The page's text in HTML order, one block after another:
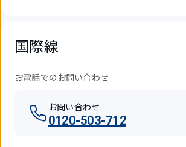
国際線
お電話でのお問い合わせ
お問い合わせ
0120-503-712